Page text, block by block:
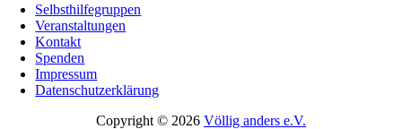
Selbsthilfegruppen
Veranstaltungen
Kontakt
Spenden
Impressum
Datenschutzerklärung
Copyright © 2026 Völlig anders e.V.